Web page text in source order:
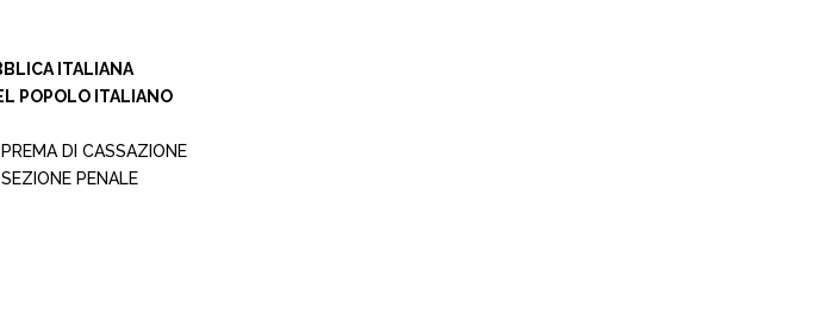
ITALIANA
POPOLO ITALIANO
DI CASSAZIONE
PENALE